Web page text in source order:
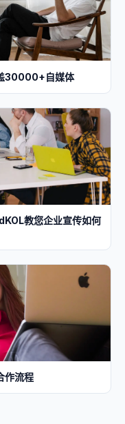
30000+自媒体
教您企业宣传如何
作流程